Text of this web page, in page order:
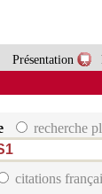
Présentation
recherche
citations